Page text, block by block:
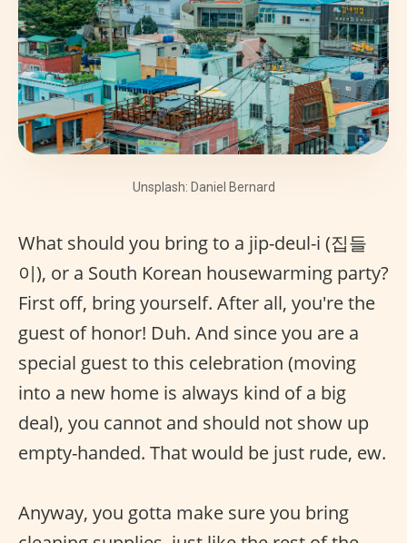
Unsplash: Daniel Bernard
What should you bring to a jip-deul-i (집들
이), or a South Korean housewarming party?
First off, bring yourself. After all, you're the
guest of honor! Duh. And since you are a
special guest to this celebration (moving
into a new home is always kind of a big
deal), you cannot and should not show up
empty-handed. That would be just rude, ew.
Anyway, you gotta make sure you bring